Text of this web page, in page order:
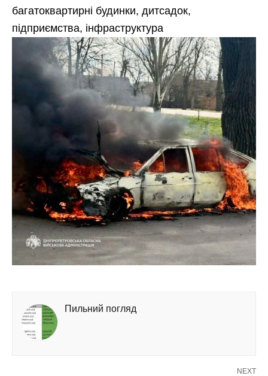
багатоквартирні будинки, дитсадок,
підприємства, інфраструктура
Пильний погляд
NEXT